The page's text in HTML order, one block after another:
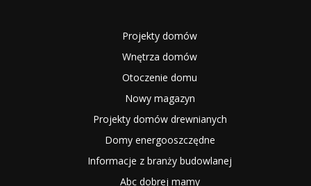
Projekty domów
Wnętrza domów
Otoczenie domu
Nowy magazyn
Projekty domów drewnianych
Domy energooszczędne
Informacje z branży budowlanej
Abc dobrej mamy